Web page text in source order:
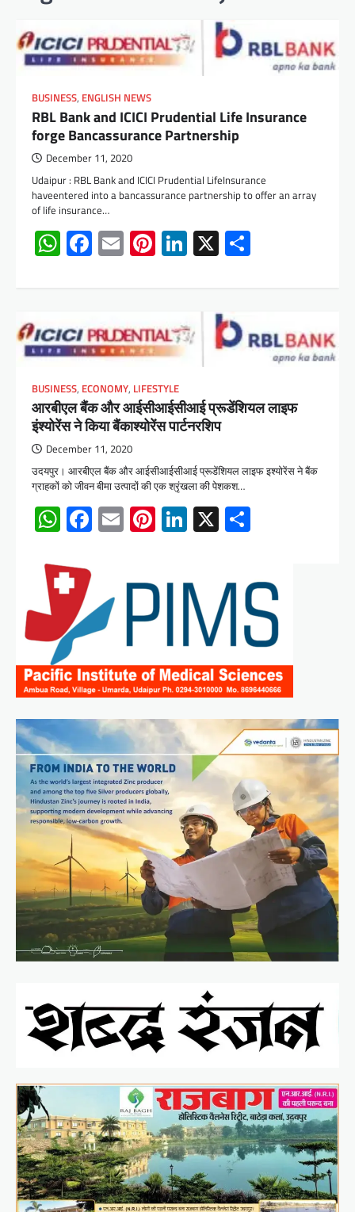
BUSINESS, ENGLISH NEWS
RBL Bank and ICICI Prudential Life Insurance
forge Bancassurance Partnership
December 11, 2020
Udaipur : RBL Bank and ICICI Prudential LifeInsurance
haveentered into a bancassurance partnership to offer an array
of life insurance…
WhatsApp
Facebook
EmailPinterest
LinkedIn
X
BUSINESS, ECONOMY, LIFESTYLE
आरबीएल बैंक और आईसीआईसीआई प्रूडेंशियल लाइफ
इंश्योरेंस ने किया बैंकाश्योरेंस पार्टनरशिप
December 11, 2020
उदयपुर। आरबीएल बैंक और आईसीआईसीआई प्रूडेंशियल लाइफ इश्योरेंस ने बैंक
ग्राहकों को जीवन बीमा उत्पादों की एक श्रृंखला की पेशकश…
WhatsApp
Facebook
EmailPinterest
LinkedIn
X